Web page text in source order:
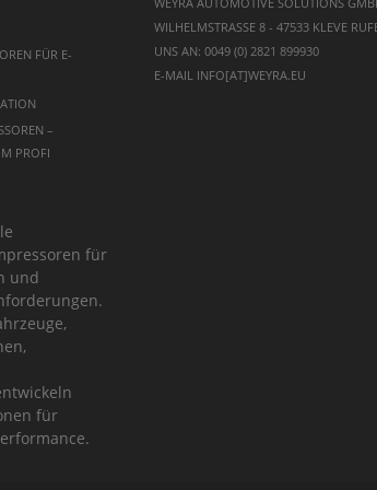
FÜR E-
–
PROFI
für
und
für
WILHELMSTRASSE 8 - 47533 KLEVE
UNS AN: 0049 (0) 2821 899930
E-MAIL INFO[AT]WEYRA.EU